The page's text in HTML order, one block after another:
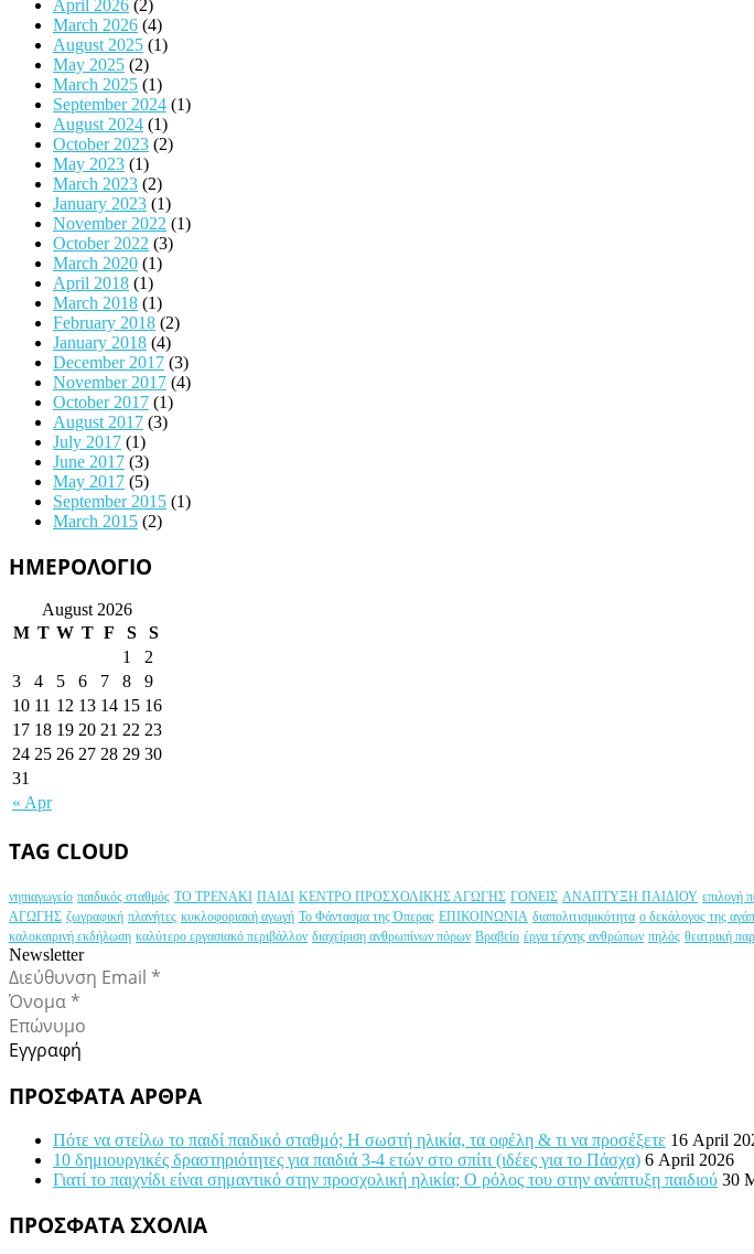
April 2026 (2)
March 2026 (4)
August 2025 (1)
May 2025 (2)
March 2025 (1)
September 2024 (1)
August 2024 (1)
October 2023 (2)
May 2023 (1)
March 2023 (2)
January 2023 (1)
November 2022 (1)
October 2022 (3)
March 2020 (1)
April 2018 (1)
March 2018 (1)
February 2018 (2)
January 2018 (4)
December 2017 (3)
November 2017 (4)
October 2017 (1)
August 2017 (3)
July 2017 (1)
June 2017 (3)
May 2017 (5)
September 2015 (1)
March 2015 (2)
ΗΜΕΡΟΛΟΓΙΟ
August 2026
M T W T F S S
« Apr
1
2
3
4 5 6 7 8
9
10 11 12 13 14 15 16
17 18 19 20 21 22 23
24 25 26 27 28 29 30
31
TAG CLOUD
νηπιαγωγείο παιδικός σταθμός ΤΟ ΤΡΕΝΑΚΙ ΠΑΙΔΙ ΚΕΝΤΡΟ ΠΡΟΣΧΟΛΙΚΗΣ ΑΓΩΓΗΣ ΓΟΝΕΙΣ ΑΝΑΠΤΥΞΗ ΠΑΙΔΙΟΥ επιλογή
ΑΓΩΓΗΣ ζωγραφική πλανήτες κυκλοφοριακή αγωγή Το Φάντασμα της Όπερας ΕΠΙΚΟΙΝΩΝΙΑ διαπολιτισμικότητα ο δεκάλογος της
καλοκαιρινή εκδήλωση καλύτερο εργασιακό περιβάλλον διαχείριση ανθρωπίνων πόρων Βραβείο έργα τέχνης ανθρώπων πηλός θεατρική
Newsletter
Εγγραφή
ΠΡΟΣΦΑΤΑ ΑΡΘΡΑ
Πότε να στείλω το παιδί παιδικό σταθμό; Η σωστή ηλικία, τα οφέλη & τι να προσέξετε 16 April
10 δημιουργικές δραστηριότητες για παιδιά 3-4 ετών στο σπίτι (ιδέες για το Πάσχα) 6 April 2026
Γιατί το παιχνίδι είναι σημαντικό στην προσχολική ηλικία; Ο ρόλος του στην ανάπτυξη παιδιού 30
ΠΡΟΣΦΑΤΑ ΣΧΟΛΙΑ